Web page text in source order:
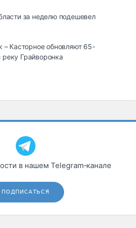
за неделю подешевел
– Касторное обновляют 65-
Грайворонка
в нашем Telegram‑канале
ПОДПИСАТЬСЯ